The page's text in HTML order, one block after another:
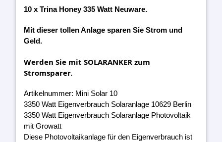
10 x Trina Honey 335 Watt Neuware.
Mit dieser tollen Anlage sparen Sie Strom und
Geld.
Werden Sie mit SOLARANKER zum
Stromsparer.
Artikelnummer: Mini Solar 10
3350 Watt Eigenverbrauch Solaranlage 10629 Berlin
3350 Watt Eigenverbrauch Solaranlage Photovoltaik
mit Growatt
Diese Photovoltaikanlage für den Eigenverbrauch ist